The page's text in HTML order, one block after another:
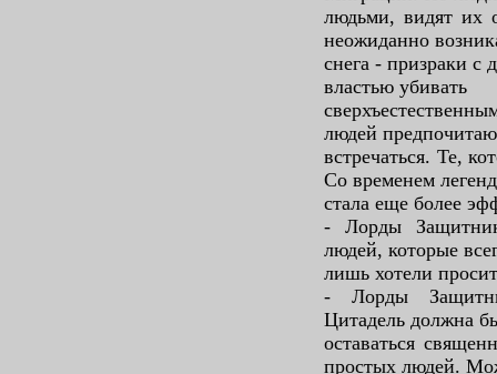
людьми, видят их
неожиданно
снега - призраки с
властью убивать
людей
встречаться. Те,
Со временем
стала еще более
- Лорды
людей, которые
лишь хотели
- Лорды
Цитадель должна
оставаться
простых людей.